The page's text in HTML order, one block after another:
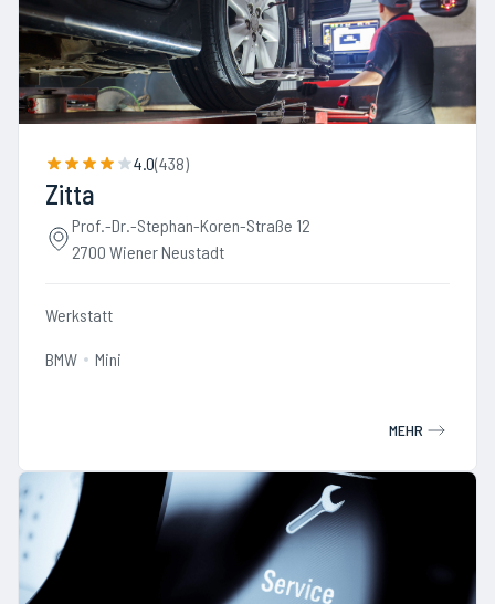
4.0(438)
Zitta
Prof.-Dr.-Stephan-Koren-Straße 12
2700 Wiener Neustadt
Werkstatt
BMW Mini
MEHR